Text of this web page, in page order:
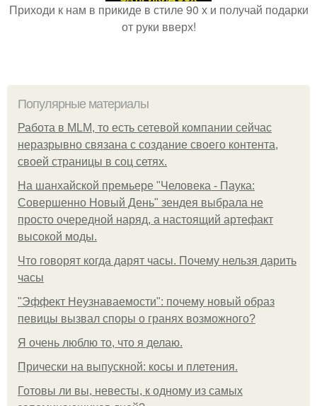
Приходи к нам в прикиде в стиле 90 х и получай подарки
от руки вверх!
Популярные материалы
Работа в MLM, то есть сетевой компании сейчас
неразрывно связана с создание своего контента,
своей страницы в соц сетях.
На шанхайской премьере "Человека - Паука:
Совершенно Новый День" зендея выбрала не
просто очередной наряд, а настоящий артефакт
высокой моды.
Что говорят когда дарят часы. Почему нельзя дарить
часы
"Эффект Неузнаваемости": почему новый образ
певицы вызвал споры о гранях возможного?
Я очень люблю то, что я делаю.
Прически на выпускной: косы и плетения.
Готовы ли вы, невесты, к одному из самых